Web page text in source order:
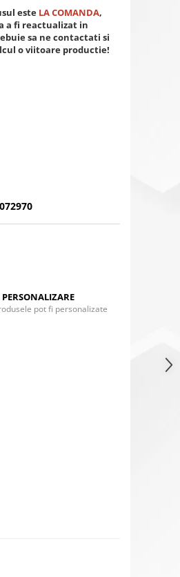
este LA COMANDA,
a fi reactualizat in
sa ne contactati si
o viitoare productie!
PERSONALIZARE
pot fi personalizate